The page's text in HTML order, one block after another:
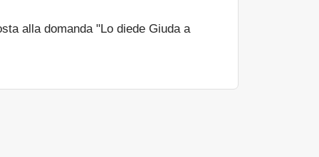
alla domanda "Lo diede Giuda a